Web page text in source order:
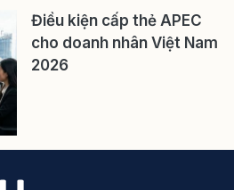
Điều kiện cấp thẻ APEC
cho doanh nhân Việt Nam
2026